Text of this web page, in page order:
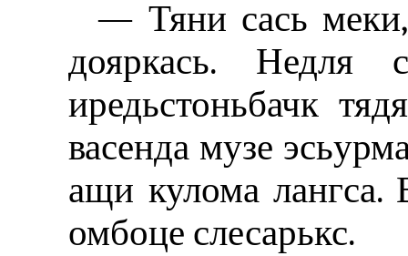
— Тяни сась меки,
дояркась. Недля
иредьстоньбачк
васенда музе
ащи кулома лангса.
омбоце слесарькс.